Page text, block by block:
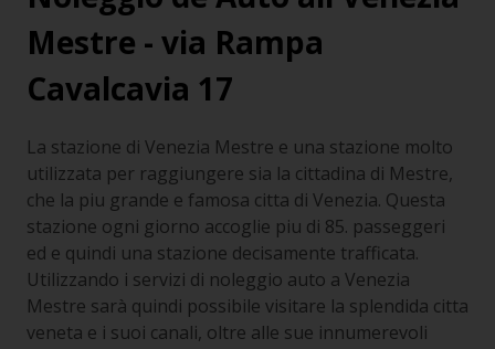
Mestre - via Rampa
Cavalcavia 17
La stazione di Venezia Mestre e una stazione molto
utilizzata per raggiungere sia la cittadina di Mestre,
che la piu grande e famosa citta di Venezia. Questa
stazione ogni giorno accoglie piu di 85. passeggeri
ed e quindi una stazione decisamente trafficata.
Utilizzando i servizi di noleggio auto a Venezia
Mestre sarà quindi possibile visitare la splendida citta
veneta e i suoi canali, oltre alle sue innumerevoli